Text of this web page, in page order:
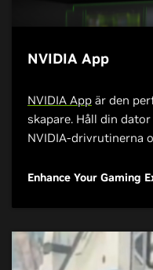
NVIDIA App
NVIDIA App är den
skapare. Håll din
NVIDIA-drivrutinerna
Enhance Your Gaming